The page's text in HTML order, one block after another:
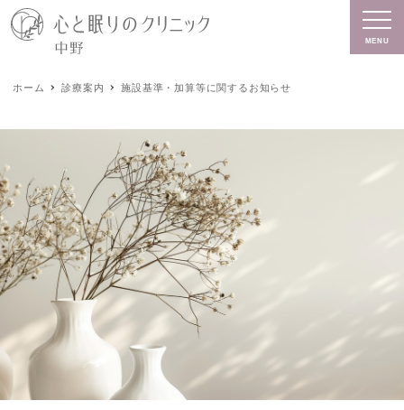
MENU
ホーム 診療案内 施設基準・加算等に関するお知らせ